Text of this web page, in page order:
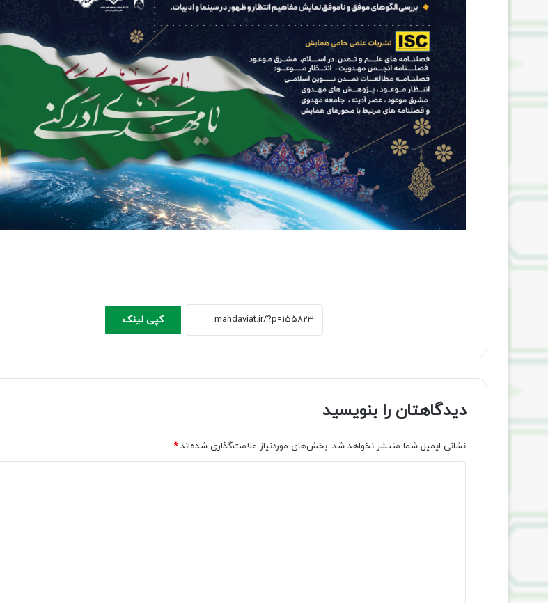
کپی لینک
دیدگاهتان را بنویسید
نشانی ایمیل شما منتشر نخواهد شد. بخش‌های موردنیاز علامت‌گذاری شده‌اند*